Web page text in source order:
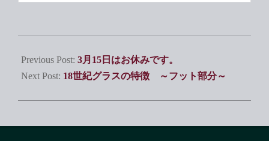
06-
15
Previous Post: 3月15日はお休みです。
Next Post: 18世紀グラスの特徴 ～フット部分～